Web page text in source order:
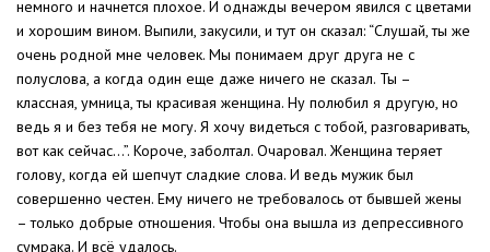
немного и начнется плохое. И однажды вечером явился с цветами
и хорошим вином. Выпили, закусили, и тут он сказал: “Слушай, ты же
очень родной мне человек. Мы понимаем друг друга не с
полуслова, а когда один еще даже ничего не сказал. Ты –
классная, умница, ты красивая женщина. Ну полюбил я другую, но
ведь я и без тебя не могу. Я хочу видеться с тобой, разговаривать,
вот как сейчас…”. Короче, заболтал. Очаровал. Женщина теряет
голову, когда ей шепчут сладкие слова. И ведь мужик был
совершенно честен. Ему ничего не требовалось от бывшей жены
– только добрые отношения. Чтобы она вышла из депрессивного
сумрака. И всё удалось.